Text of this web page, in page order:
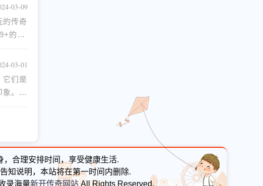
的传奇
的
03-09
它们是
。魔
03-01
合理安排时间，享受健康生活.
知说明，本站将在第一时间内删除.
录海量新开传奇网站All Rights Reserved.